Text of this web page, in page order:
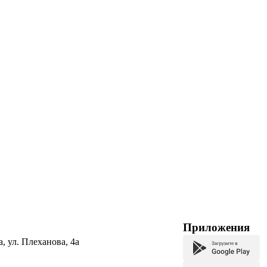
ул. Плеханова, 4а
Приложения